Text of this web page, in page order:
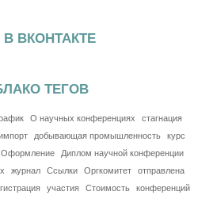
ВКОНТАКТЕ
ТЕГОВ
О научных конференциях
стагнация
добывающая промышленность
курс
Оформление
Диплом научной конференции
журнал Ссылки Оргкомитет
отправлена
участия Стоимость
конференций